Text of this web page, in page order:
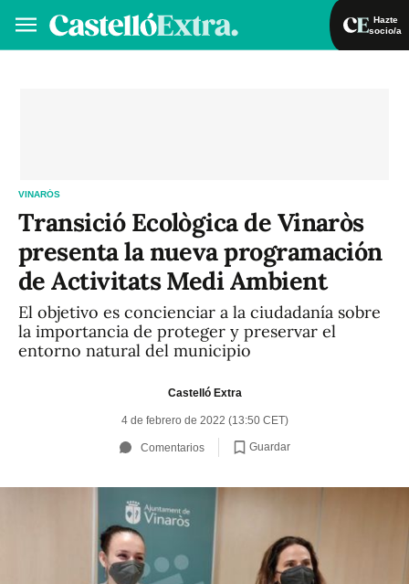
Hazte
socio/a
VINARÓS
Transició Ecològica de Vinaròs
presenta la nueva programación
de Activitats Medi Ambient
El objetivo es concienciar a la ciudadanía sobre
la importancia de proteger y preservar el
entorno natural del municipio
Castelló Extra
4 de febrero de 2022 (13:50 CET)
Comentarios Guardar